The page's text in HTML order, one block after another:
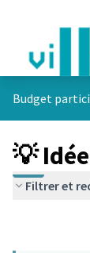
Budget
💡
Filtrer et